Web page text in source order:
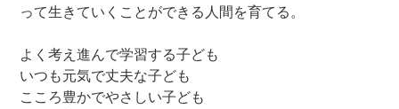
って生きていくことができる人間を育てる。
よく考え進んで学習する子ども
いつも元気で丈夫な子ども
こころ豊かでやさしい子ども